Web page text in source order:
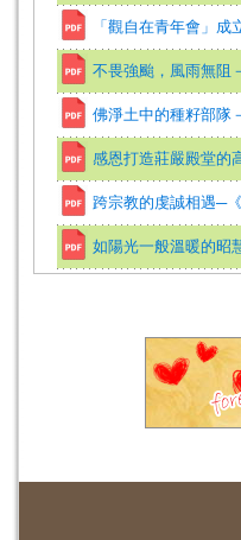
「觀自在青年會」成
不畏強颱，風雨無阻
佛淨土中的種籽部隊
感恩打造莊嚴殿堂的
跨宗教的虔誠相遇─
如陽光一般溫暖的昭